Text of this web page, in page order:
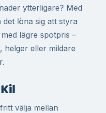
ytterligare? Med
det löna sig att styra
lägre spotpris –
helger eller mildare
välja mellan